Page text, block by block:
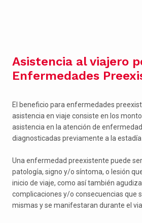
Asistencia al viajero
Enfermedades
El beneficio para enfermedades
asistencia en viaje consiste en los
asistencia en la atención de
diagnosticadas previamente a la estadía
Una enfermedad preexistente puede
patología, signo y/o síntoma, o lesión
inicio de viaje, como así también
complicaciones y/o consecuencias que
mismas y se manifestaran durante el